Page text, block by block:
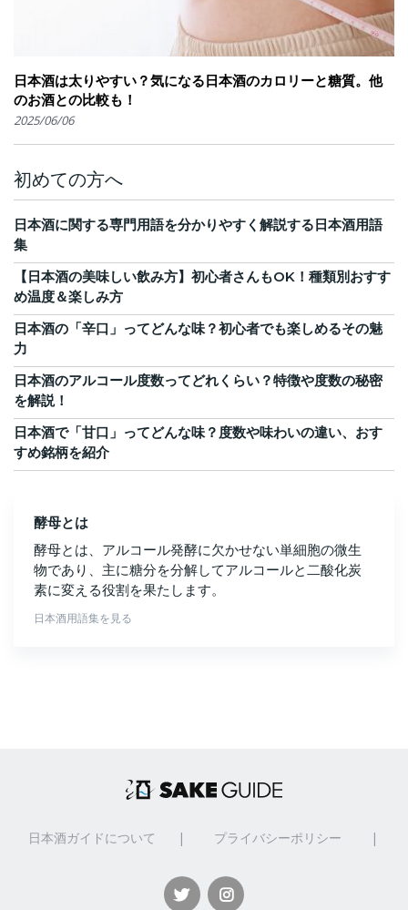
日本酒は太りやすい？気になる日本酒のカロリーと糖質。他
のお酒との比較も！
2025/06/06
初めての方へ
日本酒に関する専門用語を分かりやすく解説する日本酒用語
集
【日本酒の美味しい飲み方】初心者さんもOK！種類別おすす
め温度＆楽しみ方
日本酒の「辛口」ってどんな味？初心者でも楽しめるその魅
力
日本酒のアルコール度数ってどれくらい？特徴や度数の秘密
を解説！
日本酒で「甘口」ってどんな味？度数や味わいの違い、おす
すめ銘柄を紹介
酵母とは
酵母とは、アルコール発酵に欠かせない単細胞の微生
物であり、主に糖分を分解してアルコールと二酸化炭
素に変える役割を果たします。
日本酒用語集を見る
日本酒ガイドについて | プライバシーポリシー |